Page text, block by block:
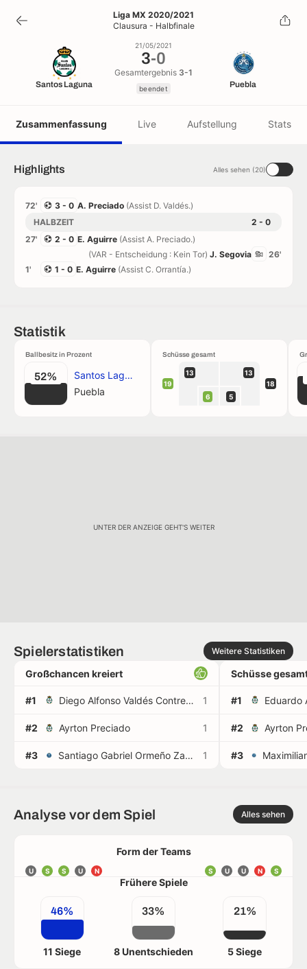
3-0
beendet
Liga MX 2020/2021
Clausura - Halbfinale
Santos Laguna
21/05/2021
3-0
Gesamtergebnis 3-1
beendet Puebla
Zusammenfassung Live Aufstellung Stats
Highlights Alles sehen (20)
72' 3 - 0 A. Preciado (Assist D. Valdés.)
HALBZEIT
2 - 0
27'
2 - 0 E. Aguirre (Assist A. Preciado.)
26'
(VAR - Entscheidung : Kein Tor) J. Segovia
1'
1 - 0 E. Aguirre (Assist C. Orrantía.)
Statistik
Ballbesitz in Prozent
52%
Santos Laguna
Puebla
Schüsse gesamt
19
13 13
6 5
18
UNTER DER ANZEIGE GEHT'S WEITER
Spielerstatistiken Weitere Statistiken
Großchancen kreiert
#1 Diego Alfonso Valdés Contreras 1
#2 Ayrton Preciado 1
#3 Santiago Gabriel Ormeño Zayas 1
Schüsse
#1 Eduardo
#2 Ayrton
#3
Analyse vor dem Spiel Alles sehen
Form der Teams
U S S U N S
N
U
U
S
Frühere Spiele
46%
11 Siege
33%
8 Unentschieden
21%
5 Siege